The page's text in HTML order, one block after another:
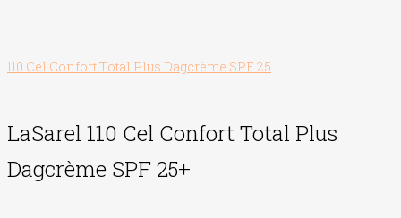
110 Cel Confort Total Plus Dagcrème SPF 25
LaSarel 110 Cel Confort Total Plus
Dagcrème SPF 25+